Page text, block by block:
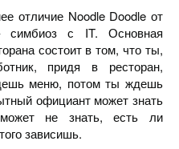
отличие Noodle Doodle от
симбиоз с IT. Основная
состоит в том, что ты,
придя в ресторан,
меню, потом ты ждешь
официант может знать
не знать, есть ли
зависишь.